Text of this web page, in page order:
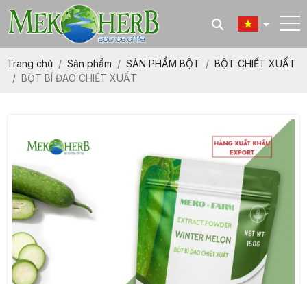
Trang chủ Sản phẩm SẢN PHẨM BỘT
BỘT CHIẾT XUẤT
BỘT BÍ ĐAO CHIẾT XUẤT